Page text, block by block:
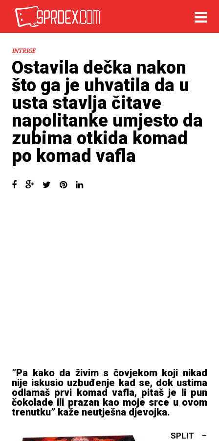
INTRIGE
Ostavila dečka nakon
što ga je uhvatila da u
usta stavlja čitave
napolitanke umjesto da
zubima otkida komad
po komad vafla
”Pa kako da živim s čovjekom koji nikad
nije iskusio uzbuđenje kad se, dok ustima
odlamaš prvi komad vafla, pitaš je li pun
čokolade ili prazan kao moje srce u ovom
trenutku” kaže neutješna djevojka.
SPLIT –